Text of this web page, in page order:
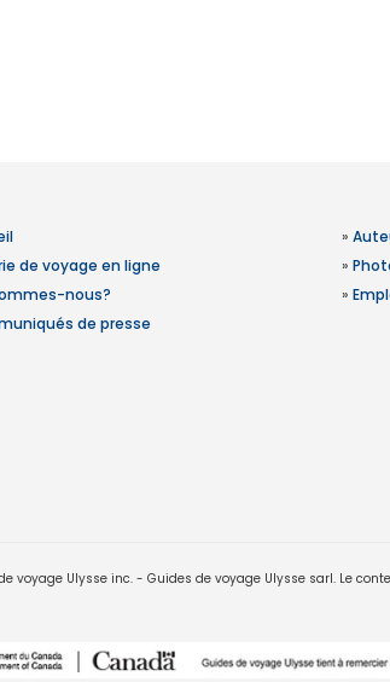
de voyage en ligne
nous?
de presse
»
»
»
voyage Ulysse inc. - Guides de voyage Ulysse sarl. Le